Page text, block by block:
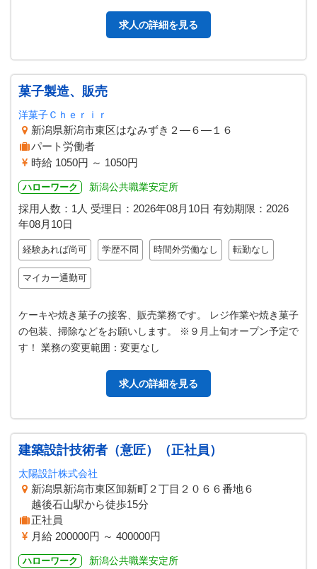
求人の詳細を見る
菓子製造、販売
洋菓子Ｃｈｅｒｉｒ
新潟県新潟市東区はなみずき２―６―１６
パート労働者
時給 1050円 ～ 1050円
ハローワーク 新潟公共職業安定所
採用人数：1人 受理日： 2026年08月10日 有効期限： 2026
年08月10日
経験あれば尚可 学歴不問 時間外労働なし 転勤なし
マイカー通勤可
ケーキや焼き菓子の接客、販売業務です。 レジ作業や焼き菓子
の包装、掃除などをお願いします。 ※９月上旬オープン予定で
す！ 業務の変更範囲：変更なし
求人の詳細を見る
建築設計技術者（意匠）（正社員）
太陽設計株式会社
新潟県新潟市東区卸新町２丁目２０６６番地６
越後石山駅から徒歩15分
正社員
月給 200000円 ～ 400000円
ハローワーク 新潟公共職業安定所